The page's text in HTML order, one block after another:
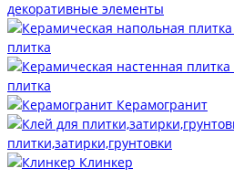
декоративные элементы
плитка
плитка
Керамогранит
плитки,затирки,грунтовки
Клинкер